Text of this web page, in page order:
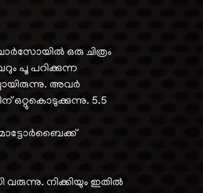
ഒരു ചിത്രം
പൂ പറിക്കുന്ന
അവര്‍
ഒറ്റുകൊടുക്കുന്നു. 5.5
മോട്ടോര്‍ബൈക്ക്
വരുന്നു. നിക്കിയും ഇതില്‍